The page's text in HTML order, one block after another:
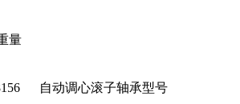
量
自动调心滚子轴承型号